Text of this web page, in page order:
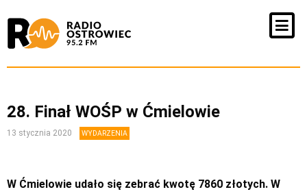
28. Finał WOŚP w Ćmielowie
13 stycznia 2020 WYDARZENIA
W Ćmielowie udało się zebrać kwotę 7860 złotych. W